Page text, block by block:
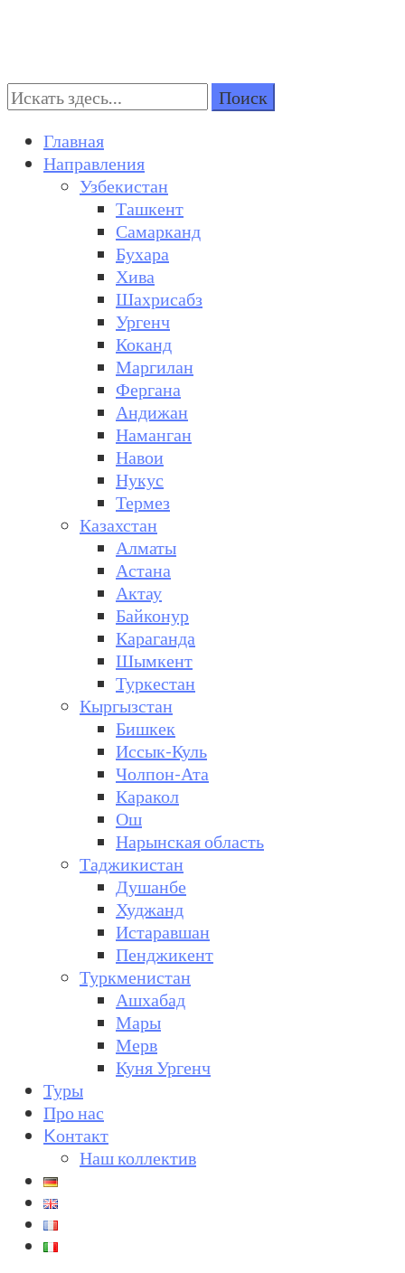
Turkestan Travel
Discover Central Asia
Поиск:
Главная
Направления
Узбекистан
Ташкент
Самарканд
Бухара
Хива
Шахрисабз
Ургенч
Коканд
Маргилан
Фергана
Андижан
Наманган
Навои
Нукус
Термез
Казахстан
Алматы
Астана
Актау
Байконур
Караганда
Шымкент
Туркестан
Кыргызстан
Бишкек
Иссык-Куль
Чолпон-Ата
Каракол
Ош
Нарынская область
Таджикистан
Душанбе
Худжанд
Истаравшан
Пенджикент
Туркменистан
Ашхабад
Мары
Мерв
Куня Ургенч
Туры
Про нас
Kонтакт
Наш коллектив